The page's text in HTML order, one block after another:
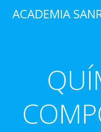
ACADEMIA